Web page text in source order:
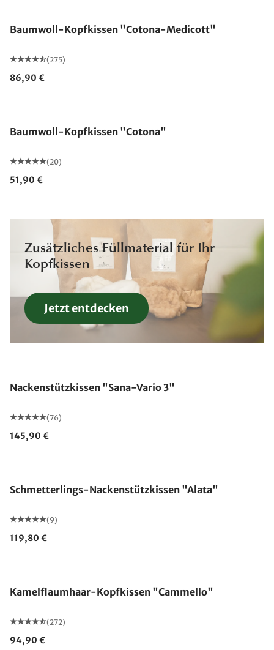
Baumwoll-Kopfkissen "Cotona-Medicott"
(275)
86,90 €
Baumwoll-Kopfkissen "Cotona"
(20)
51,90 €
Zusätzliches Füllmaterial für Ihr
Kopfkissen
Jetzt entdecken
Nackenstützkissen "Sana-Vario 3"
(76)
145,90 €
Schmetterlings-Nackenstützkissen "Alata"
(9)
119,80 €
Kamelflaumhaar-Kopfkissen "Cammello"
(272)
94,90 €